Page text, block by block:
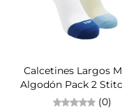
Calcetines Largos
Algodón Pack 2
(0)